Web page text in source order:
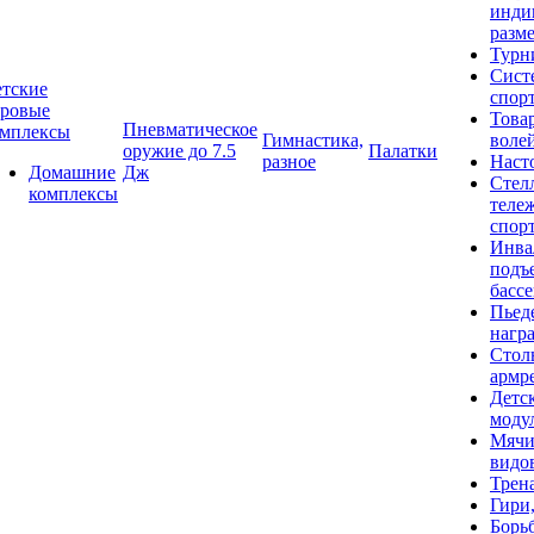
Домашние
комплексы
Пневматическое
оружие до 7.5
Дж
Гимнастика,
разное
Палатки